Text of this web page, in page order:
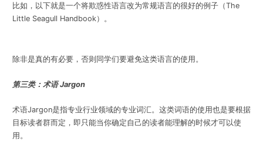
比如，以下就是一个将欺惑性语言改为常规语言的很好的例子（The
Little Seagull Handbook）。
除非是真的有必要，否则同学们要避免这类语言的使用。
第三类：术语 Jargon
术语Jargon是指专业行业领域的专业词汇。这类词语的使用也是要根据
目标读者群而定，即只能当你确定自己的读者能理解的时候才可以使
用。